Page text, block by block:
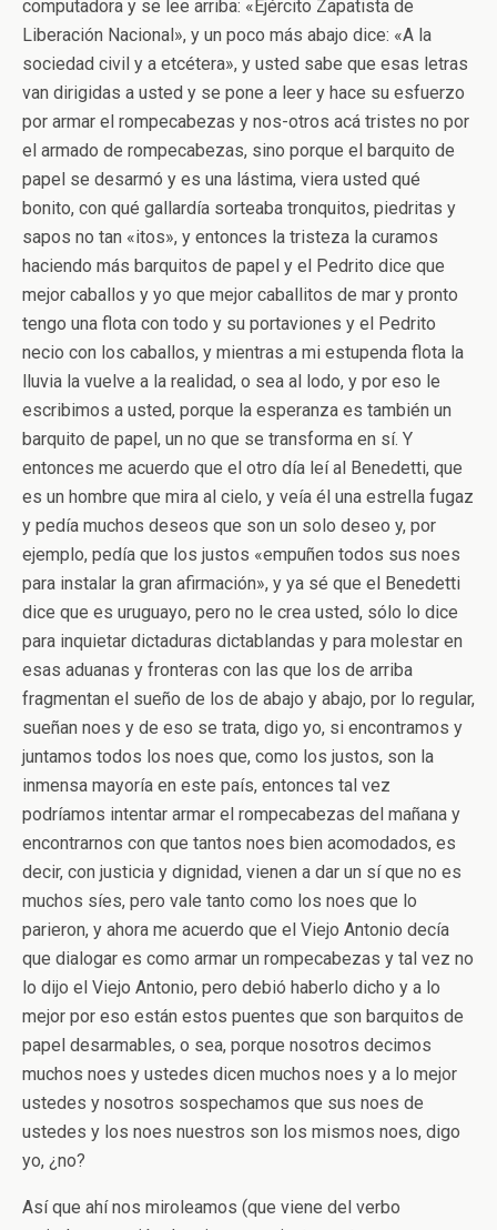
computadora y se lee arriba: «Ejército Zapatista de
Liberación Nacional», y un poco más abajo dice: «A la
sociedad civil y a etcétera», y usted sabe que esas letras
van dirigidas a usted y se pone a leer y hace su esfuerzo
por armar el rompecabezas y nos-otros acá tristes no por
el armado de rompecabezas, sino porque el barquito de
papel se desarmó y es una lástima, viera usted qué
bonito, con qué gallardía sorteaba tronquitos, piedritas y
sapos no tan «itos», y entonces la tristeza la curamos
haciendo más barquitos de papel y el Pedrito dice que
mejor caballos y yo que mejor caballitos de mar y pronto
tengo una flota con todo y su portaviones y el Pedrito
necio con los caballos, y mientras a mi estupenda flota la
lluvia la vuelve a la realidad, o sea al lodo, y por eso le
escribimos a usted, porque la esperanza es también un
barquito de papel, un no que se transforma en sí. Y
entonces me acuerdo que el otro día leí al Benedetti, que
es un hombre que mira al cielo, y veía él una estrella fugaz
y pedía muchos deseos que son un solo deseo y, por
ejemplo, pedía que los justos «empuñen todos sus noes
para instalar la gran afirmación», y ya sé que el Benedetti
dice que es uruguayo, pero no le crea usted, sólo lo dice
para inquietar dictaduras dictablandas y para molestar en
esas aduanas y fronteras con las que los de arriba
fragmentan el sueño de los de abajo y abajo, por lo regular,
sueñan noes y de eso se trata, digo yo, si encontramos y
juntamos todos los noes que, como los justos, son la
inmensa mayoría en este país, entonces tal vez
podríamos intentar armar el rompecabezas del mañana y
encontrarnos con que tantos noes bien acomodados, es
decir, con justicia y dignidad, vienen a dar un sí que no es
muchos síes, pero vale tanto como los noes que lo
parieron, y ahora me acuerdo que el Viejo Antonio decía
que dialogar es como armar un rompecabezas y tal vez no
lo dijo el Viejo Antonio, pero debió haberlo dicho y a lo
mejor por eso están estos puentes que son barquitos de
papel desarmables, o sea, porque nosotros decimos
muchos noes y ustedes dicen muchos noes y a lo mejor
ustedes y nosotros sospechamos que sus noes de
ustedes y los noes nuestros son los mismos noes, digo
yo, ¿no?
Así que ahí nos miroleamos (que viene del verbo